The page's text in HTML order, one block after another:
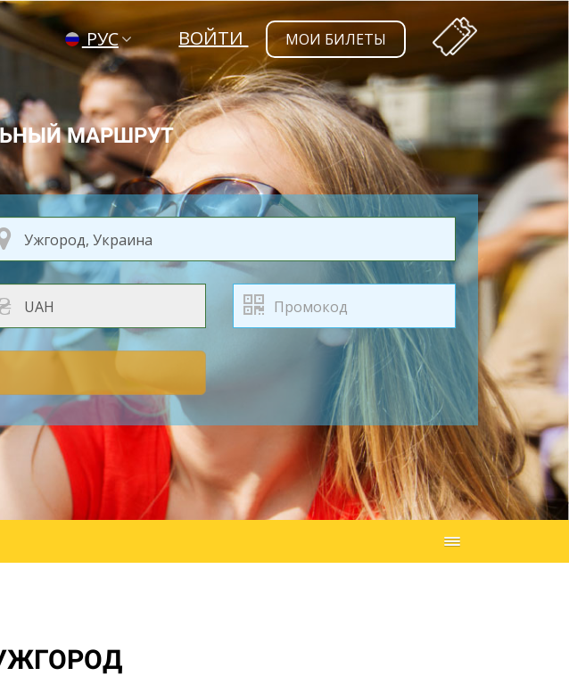
РУС
ENG
УКР
ВОЙТИ МОИ БИЛЕТЫ
МАРШРУТ